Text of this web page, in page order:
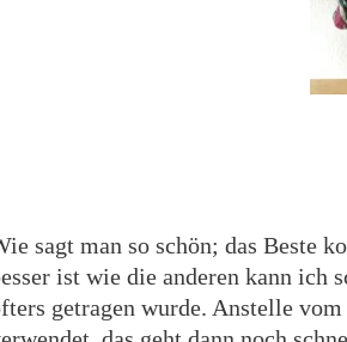
sagt man so schön; das Beste
ist wie die anderen kann ich
getragen wurde. Anstelle